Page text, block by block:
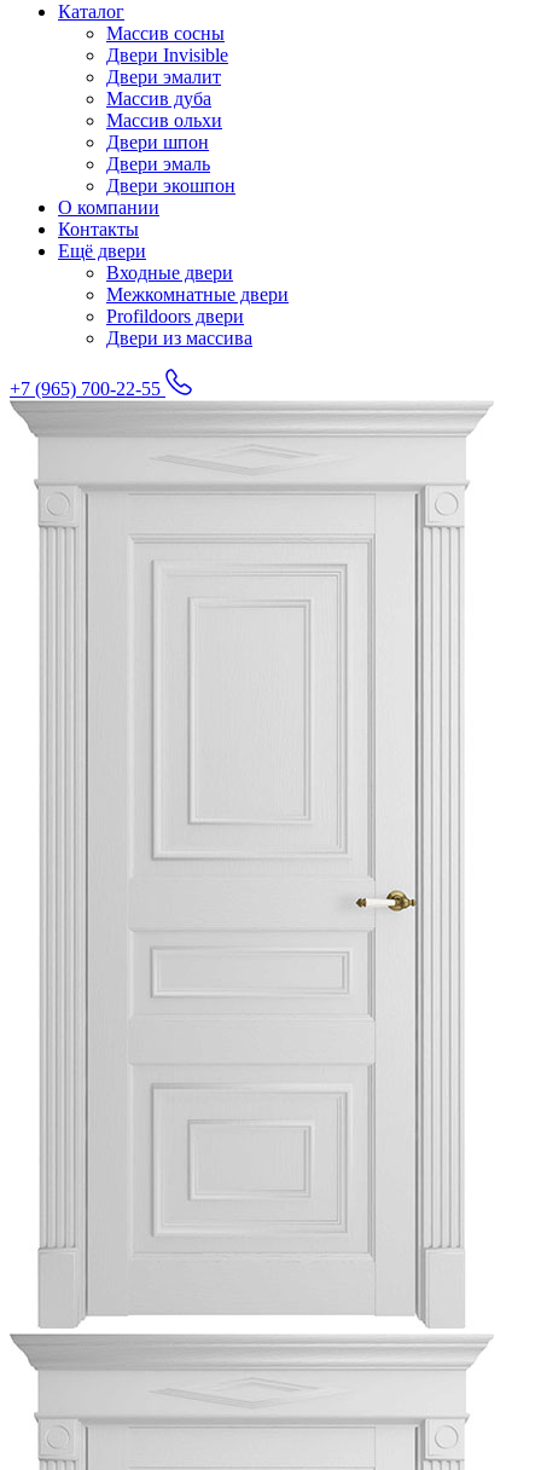
Каталог
Массив сосны
Двери Invisible
Двери эмалит
Массив дуба
Массив ольхи
Двери шпон
Двери эмаль
Двери экошпон
О компании
Контакты
Ещё двери
Входные двери
Межкомнатные двери
Profildoors двери
Двери из массива
+7 (965) 700-22-55